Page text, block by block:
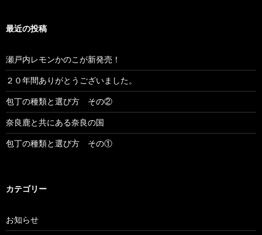
最近の投稿
瀬戸内レモンかのこが新発売！
２０年間ありがとうございました。
包丁の種類と選び方 その②
奈良鹿と共にある奈良の国
包丁の種類と選び方 その①
カテゴリー
お知らせ